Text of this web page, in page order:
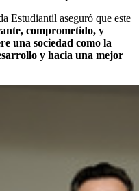
Estudiantil aseguró que este
comprometido, y
una sociedad como la
y hacia una mejor